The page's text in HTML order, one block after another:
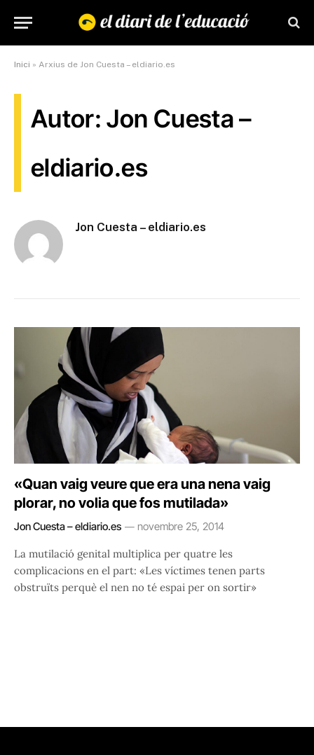
Inici » Arxius de Jon Cuesta – eldiario.es
Autor: Jon Cuesta –
eldiario.es
Jon Cuesta – eldiario.es
«Quan vaig veure que era una nena vaig
plorar, no volia que fos mutilada»
Jon Cuesta – eldiario.es novembre 25, 2014
La mutilació genital multiplica per quatre les
complicacions en el part: «Les víctimes tenen parts
obstruïts perquè el nen no té espai per on sortir»